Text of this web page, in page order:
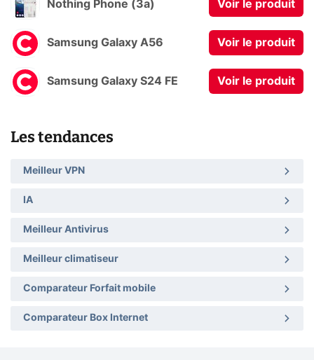
Nothing Phone (3a) Voir le produit
Samsung Galaxy A56 Voir le produit
Samsung Galaxy S24 FE Voir le produit
Les tendances
Meilleur VPN
IA
Meilleur Antivirus
Meilleur climatiseur
Comparateur Forfait mobile
Comparateur Box Internet